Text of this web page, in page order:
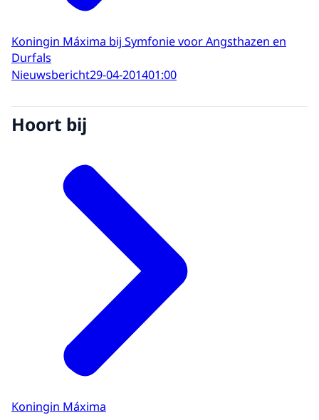
Koningin Máxima bij Symfonie voor Angsthazen en
Durfals
Nieuwsbericht29-04-201401:00
Hoort bij
Koningin Máxima